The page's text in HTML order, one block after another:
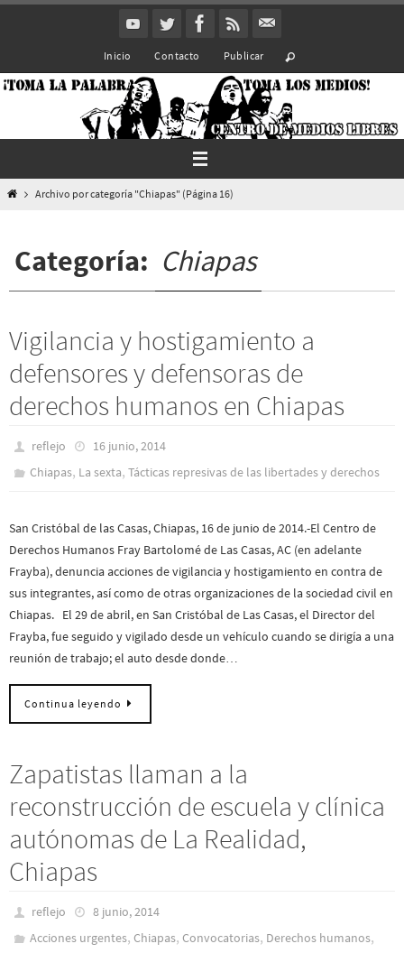
Inicio Contacto Publicar
InicioArchivo por categoría "Chiapas" (Página 16)
Categoría: Chiapas
Vigilancia y hostigamiento a
defensores y defensoras de
derechos humanos en Chiapas
reflejo
16 junio, 2014
Chiapas, La sexta,Tácticas represivas de las libertades y derechos
San Cristóbal de las Casas, Chiapas, 16 de junio de 2014.-El Centro de
Derechos Humanos Fray Bartolomé de Las Casas, AC (en adelante
Frayba), denuncia acciones de vigilancia y hostigamiento en contra de
sus integrantes, así como de otras organizaciones de la sociedad civil en
Chiapas. El 29 de abril, en San Cristóbal de Las Casas, el Director del
Frayba, fue seguido y vigilado desde un vehículo cuando se dirigía a una
reunión de trabajo; el auto desde donde…
Continua leyendo
Zapatistas llaman a la
reconstrucción de escuela y clínica
autónomas de La Realidad,
Chiapas
reflejo
8 junio, 2014
Acciones urgentes,Chiapas,Convocatorias, Derechos humanos,